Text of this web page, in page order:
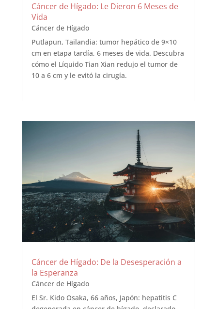
Cáncer de Hígado: Le Dieron 6 Meses de
Vida
Cáncer de Hígado
Putlapun, Tailandia: tumor hepático de 9×10
cm en etapa tardía, 6 meses de vida. Descubra
cómo el Líquido Tian Xian redujo el tumor de
10 a 6 cm y le evitó la cirugía.
Cáncer de Hígado: De la Desesperación a
la Esperanza
Cáncer de Hígado
El Sr. Kido Osaka, 66 años, Japón: hepatitis C